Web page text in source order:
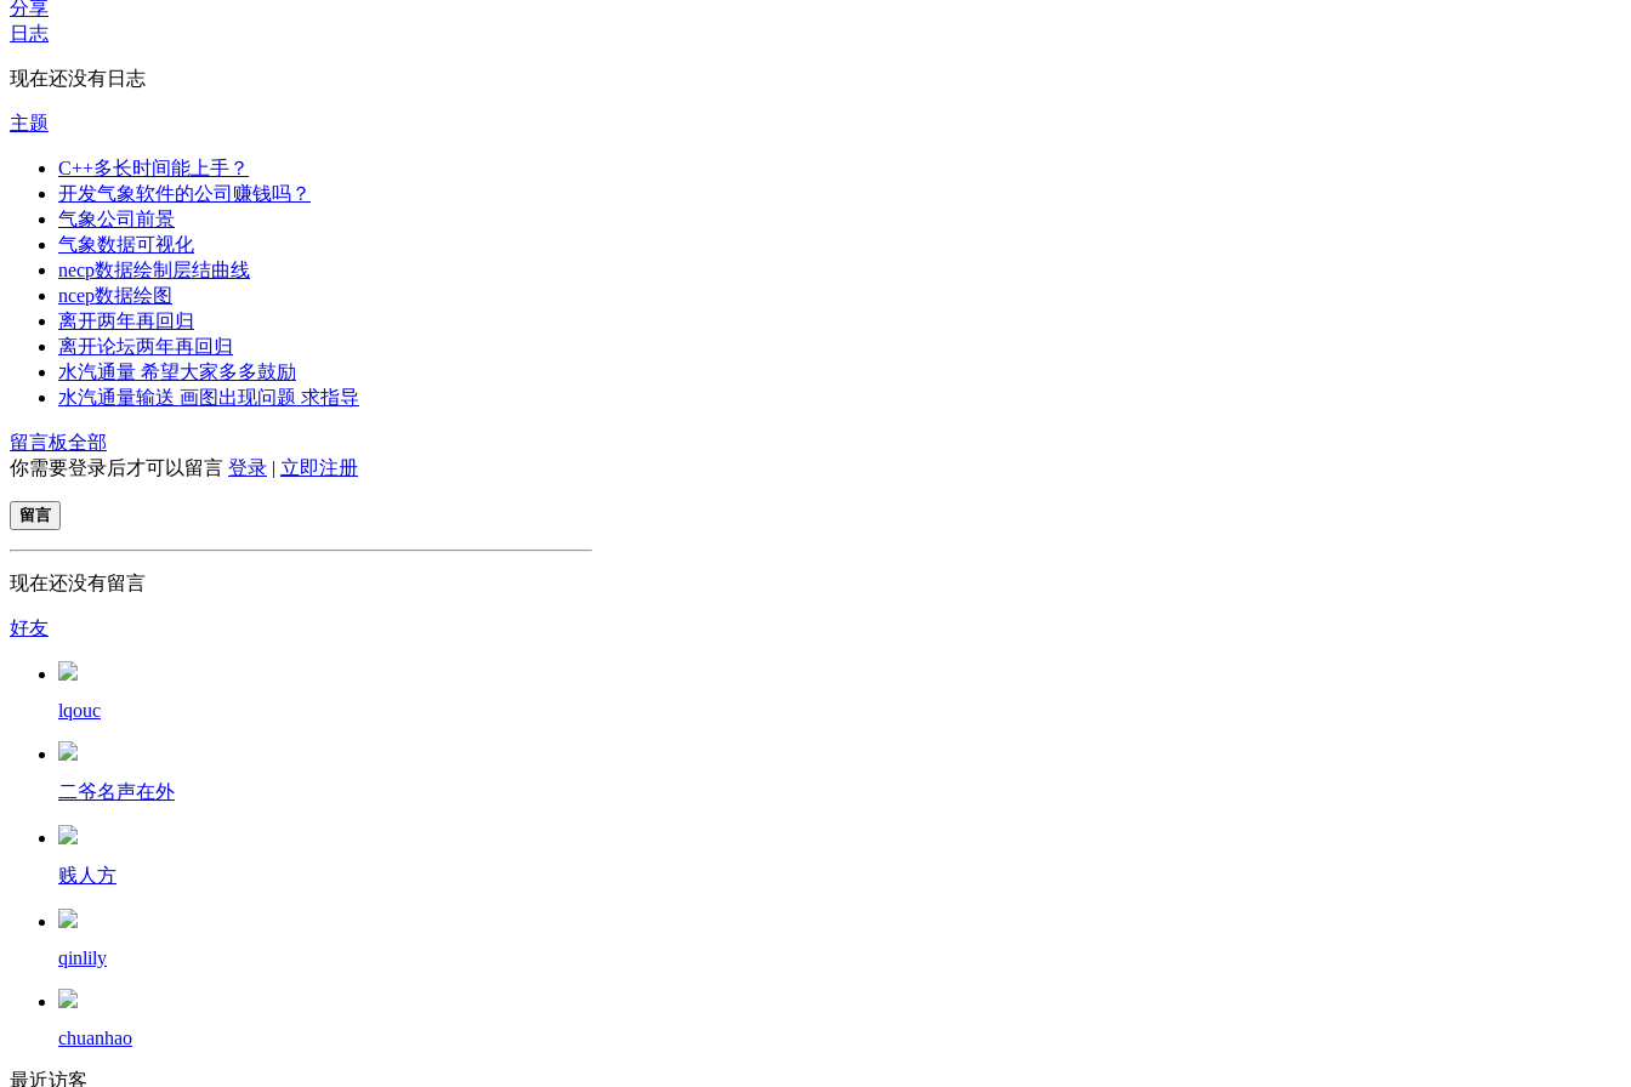
分享
日志
现在还没有日志
主题
C++多长时间能上手？
开发气象软件的公司赚钱吗？
气象公司前景
气象数据可视化
necp数据绘制层结曲线
ncep数据绘图
离开两年再回归
离开论坛两年再回归
水汽通量 希望大家多多鼓励
水汽通量输送 画图出现问题 求指导
留言板全部
你需要登录后才可以留言 登录 | 立即注册
留言
现在还没有留言
好友
lqouc
二爷名声在外
贱人方
qinlily
chuanhao
最近访客